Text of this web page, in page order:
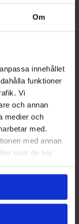
Om
innehållet
funktioner
Vi
och annan
medier och
med.
med annan
som de har
Lynx
Polaris